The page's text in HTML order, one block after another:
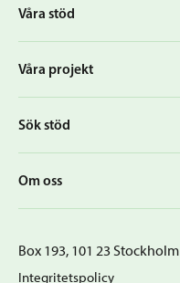
Våra stöd
Våra projekt
Sök stöd
Om oss
Box 193, 101 23 Stockholm
Integritetspolicy